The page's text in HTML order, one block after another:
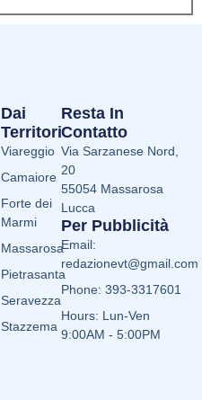
Dai
Territori
Viareggio
Camaiore
Forte dei
Marmi
Massarosa
Pietrasanta
Seravezza
Stazzema
Resta In
Contatto
Via Sarzanese Nord,
20
55054 Massarosa
Lucca
Per Pubblicità
Email:
redazionevt@gmail.com
Phone: 393-3317601
Hours: Lun-Ven
9:00AM - 5:00PM